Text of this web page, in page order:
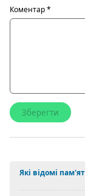
Коментар*
Які відомі